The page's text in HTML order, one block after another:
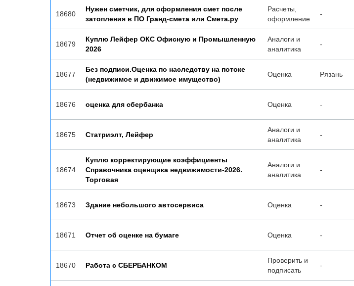
18680
Нужен сметчик, для оформления смет после
затопления в ПО Гранд-смета или Смета.ру
Расчеты,
оформление
-
18679
Куплю Лейфер ОКС Офисную и Промышленную
2026
Аналоги и
аналитика
-
18677
Без подписи.Оценка по наследству на потоке
(недвижимое и движимое имущество)
Оценка Рязань
18676 оценка для сбербанка Оценка -
18675 Статриэлт, Лейфер
Аналоги и
аналитика
-
18674
Куплю корректирующие коэффициенты
Справочника оценщика недвижимости-2026.
Торговая
Аналоги и
аналитика
-
18673 Здание небольшого автосервиса Оценка -
18671 Отчет об оценке на бумаге Оценка -
18670 Работа с СБЕРБАНКОМ
Проверить и
подписать
-